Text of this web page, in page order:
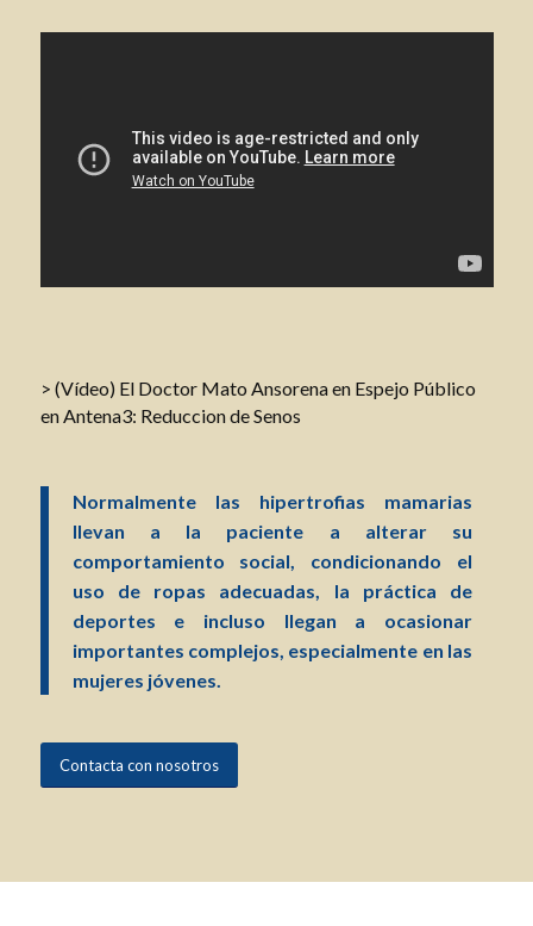
> (Vídeo) El Doctor Mato Ansorena en Espejo Público
en Antena3: Reduccion de Senos
Normalmente las hipertrofias mamarias
llevan a la paciente a alterar su
comportamiento social, condicionando el
uso de ropas adecuadas, la práctica de
deportes e incluso llegan a ocasionar
importantes complejos, especialmente en las
mujeres jóvenes.
Contacta con nosotros